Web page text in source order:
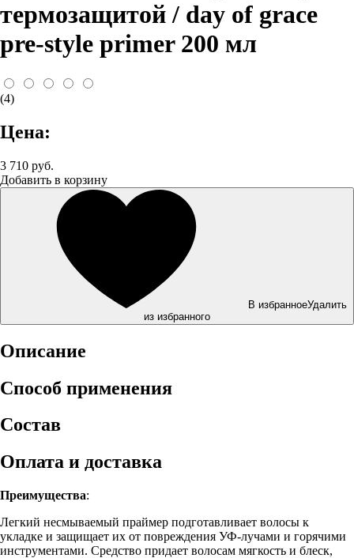
термозащитой / day of grace
pre-style primer 200 мл
(4)
Цена:
3 710 руб.
Добавить в корзину
В избранноеУдалить
из избранного
Описание
Способ применения
Состав
Оплата и доставка
Преимущества:
Легкий несмываемый праймер подготавливает волосы к
укладке и защищает их от повреждения УФ-лучами и горячими
инструментами. Средство придает волосам мягкость и блеск,